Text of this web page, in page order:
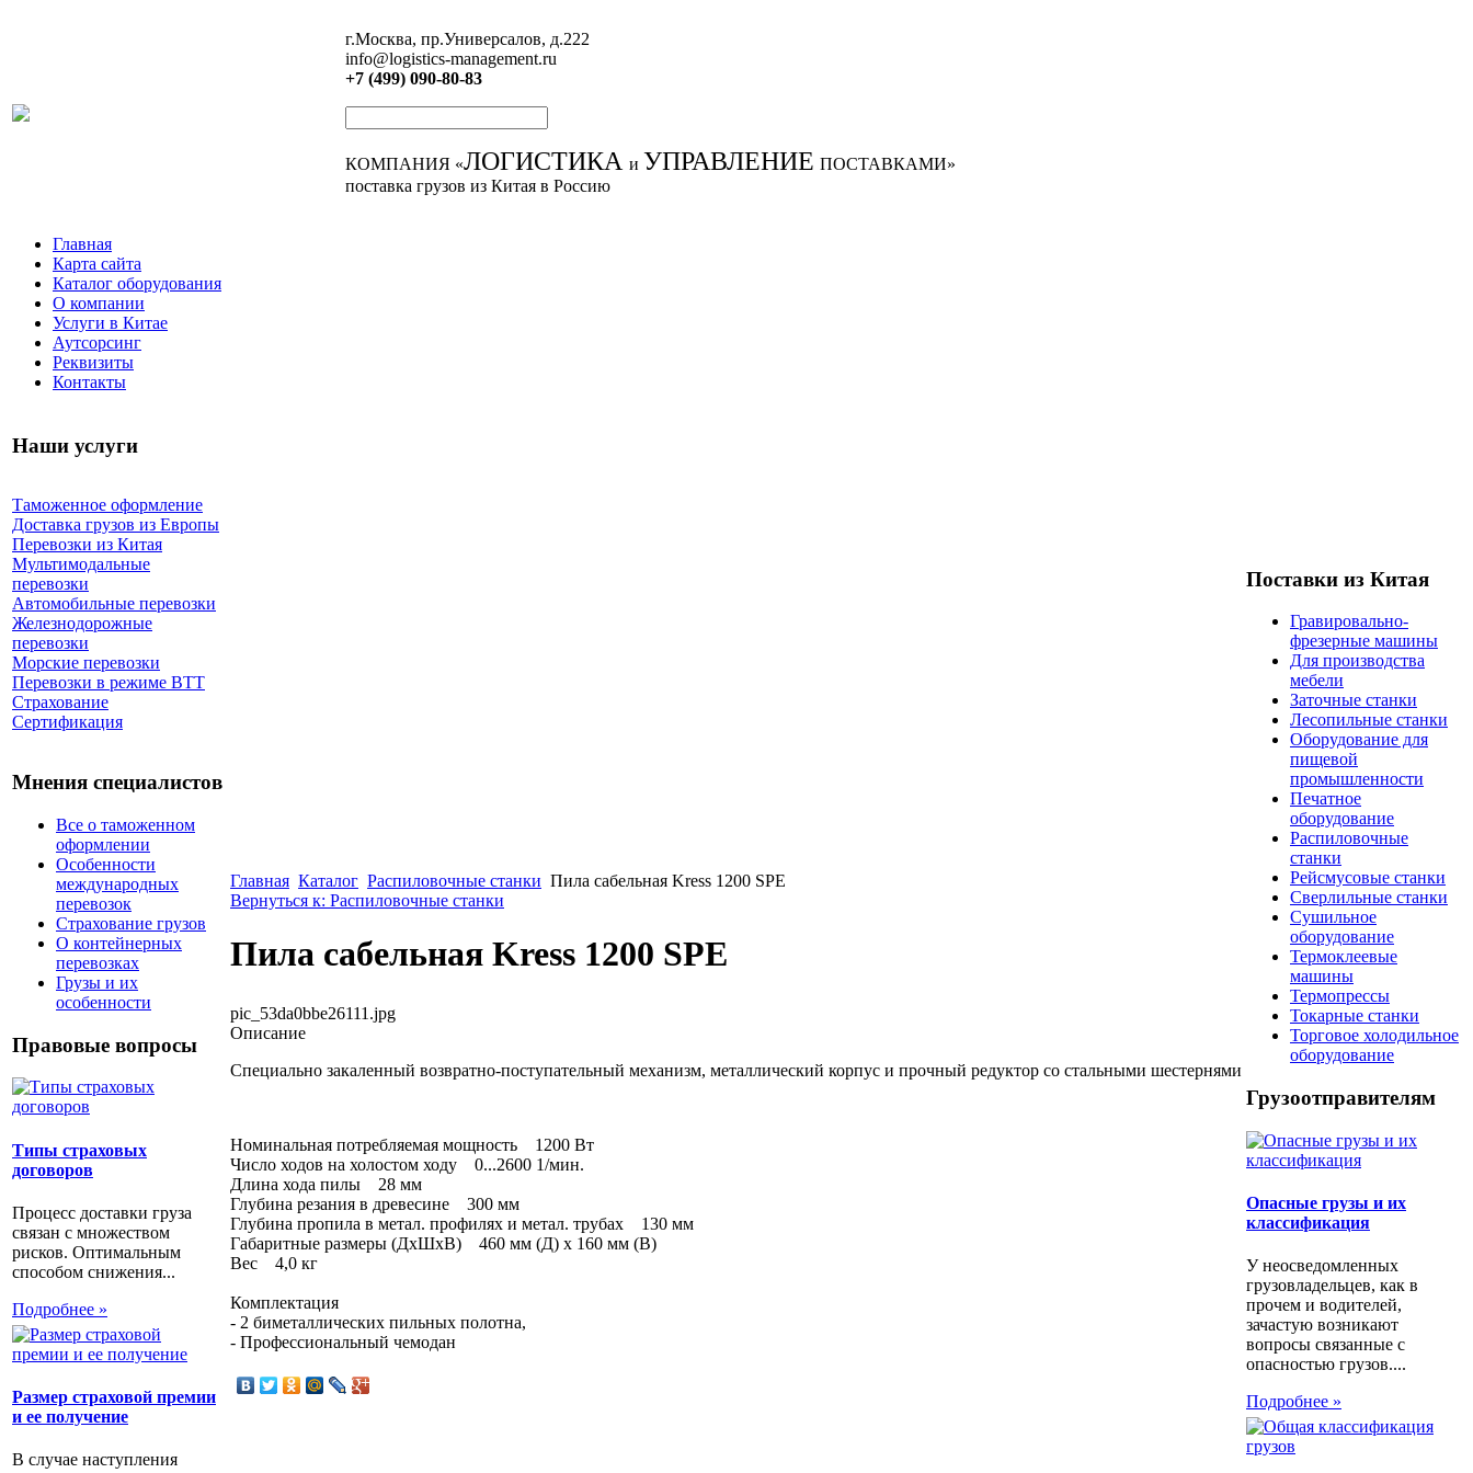
г.Москва, пр.Универсалов, д.222
info@logistics-management.ru
+7 (499) 090-80-83
КОМПАНИЯ «ЛОГИСТИКА и УПРАВЛЕНИЕ ПОСТАВКАМИ»
поставка грузов из Китая в Россию
Главная
Карта сайта
Каталог оборудования
О компании
Услуги в Китае
Аутсорсинг
Реквизиты
Контакты
Наши услуги
Таможенное оформление
Доставка грузов из Европы
Перевозки из Китая
Мультимодальные
перевозки
Автомобильные перевозки
Железнодорожные
перевозки
Морские перевозки
Перевозки в режиме ВТТ
Страхование
Сертификация
Мнения специалистов
Все о таможенном
оформлении
Особенности
международных
перевозок
Страхование грузов
О контейнерных
перевозках
Грузы и их
особенности
Правовые вопросы
Типы страховых
договоров
Процесс доставки груза
связан с множеством
рисков. Оптимальным
способом снижения...
Подробнее »
Размер страховой премии
и ее получение
В случае наступления
Главная Каталог Распиловочные станки Пила сабельная Kress 1200 SPE
Вернуться к: Распиловочные станки
Пила сабельная Kress 1200 SPE
pic_53da0bbe26111.jpg
Описание
Cпециально закаленный возвратно-поступательный механизм, металлический корпус и прочный редуктор со стальными шестернями
Номинальная потребляемая мощность 1200 Вт
Число ходов на холостом ходу 0...2600 1/мин.
Длина хода пилы 28 мм
Глубина резания в древесине 300 мм
Глубина пропила в метал. профилях и метал. трубах 130 мм
Габаритные размеры (ДхШхВ) 460 мм (Д) х 160 мм (В)
Вес 4,0 кг
Комплектация
- 2 биметаллических пильных полотна,
- Профессиональный чемодан
Поставки из Китая
Гравировально-
фрезерные машины
Для производства
мебели
Заточные станки
Лесопильные станки
Оборудование для
пищевой
промышленности
Печатное
оборудование
Распиловочные
станки
Рейсмусовые станки
Сверлильные станки
Сушильное
оборудование
Термоклеевые
машины
Термопрессы
Токарные станки
Торговое холодильное
оборудование
Грузоотправителям
Опасные грузы и их
классификация
У неосведомленных
грузовладельцев, как в
прочем и водителей,
зачастую возникают
вопросы связанные с
опасностью грузов....
Подробнее »